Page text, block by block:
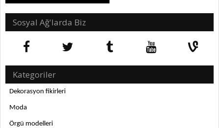
Sosyal Ağ'larda Biz
Kategoriler
Dekorasyon fikirleri
Moda
Örgü modelleri